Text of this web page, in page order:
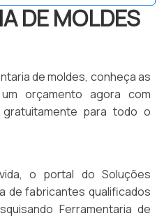
DE MOLDES
de moldes, conheça as
orçamento agora com
para todo o
o portal do Soluções
de fabricantes qualificados
Ferramentaria de